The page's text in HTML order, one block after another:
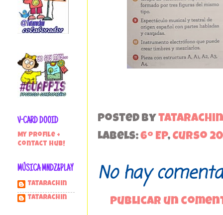
Posted by tatarachin
Labels:6º EP, Curso
No hay
Publicar un
V-CARD DOOID
My profile +
contact hub!
MÚSICA MNDZ&PLAY
Tatarachin
tatarachin